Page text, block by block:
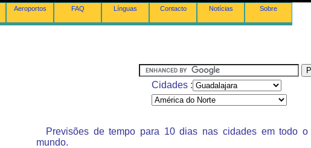
Aeroportos FAQ Línguas Contacto Notícias Sobre
Cidades :
Previsões de tempo para 10 dias nas cidades em todo o
mundo.